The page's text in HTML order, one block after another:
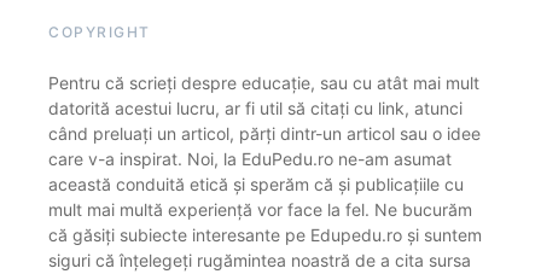
COPYRIGHT
Pentru că scrieți despre educație, sau cu atât mai mult
datorită acestui lucru, ar fi util să citați cu link, atunci
când preluați un articol, părți dintr-un articol sau o idee
care v-a inspirat. Noi, la EduPedu.ro ne-am asumat
această conduită etică și sperăm că și publicațiile cu
mult mai multă experiență vor face la fel. Ne bucurăm
că găsiți subiecte interesante pe Edupedu.ro și suntem
siguri că înțelegeți rugămintea noastră de a cita sursa